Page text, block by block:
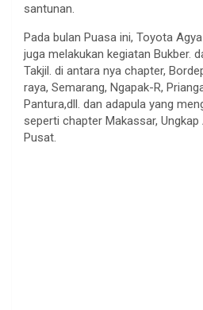
santunan.
Pada bulan Puasa ini, Toyota
juga melakukan kegiatan Bukber.
Takjil. di antara nya chapter,
raya, Semarang, Ngapak-R,
Pantura,dll. dan adapula yang
seperti chapter Makassar,
Pusat.